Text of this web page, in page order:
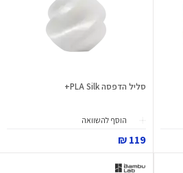
סליל הדפסה PLA Silk+
הוסף להשוואה
119 ₪